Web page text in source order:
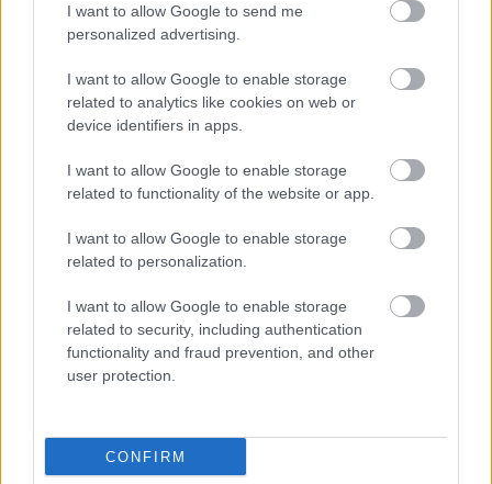
I want to allow Google to send me
personalized advertising.
I want to allow Google to enable storage
related to analytics like cookies on web or
device identifiers in apps.
I want to allow Google to enable storage
related to functionality of the website or app.
I want to allow Google to enable storage
related to personalization.
I want to allow Google to enable storage
related to security, including authentication
functionality and fraud prevention, and other
user protection.
CONFIRM
összejöttetek” - Kiakadtak a
rajongók Marics Peti és Radics Gigi
forró fotóján
KULTÚRA